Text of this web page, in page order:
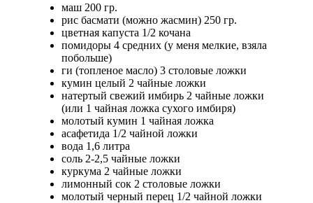
маш 200 гр.
рис басмати (можно жасмин) 250 гр.
цветная капуста 1/2 кочана
помидоры 4 средних (у меня мелкие, взяла
побольше)
ги (топленое масло) 3 столовые ложки
кумин целый 2 чайные ложки
натертый свежий имбирь 2 чайные ложки
(или 1 чайная ложка сухого имбиря)
молотый кумин 1 чайная ложка
асафетида 1/2 чайной ложки
вода 1,6 литра
соль 2-2,5 чайные ложки
куркума 2 чайные ложки
лимонный сок 2 столовые ложки
молотый черный перец 1/2 чайной ложки